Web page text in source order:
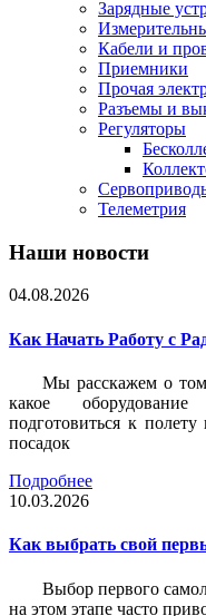
Зарядные
Кабели и
Приемники
Прочая
Разъемы и
Регуляторы
Телеметрия
Наши новости
04.08.2026
Как Начать Работу с
Мы расскажем о
какое
подготовиться к
посадок
Подробнее
10.03.2026
Как выбрать свой
Выбор первого
на этом этапе часто